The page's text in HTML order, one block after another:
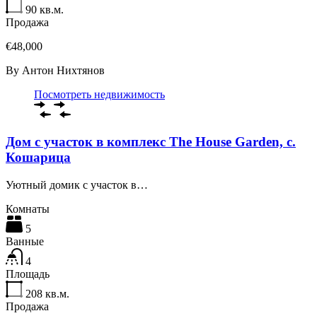
90 кв.м.
Продажа
€48,000
By Антон Нихтянов
Посмотреть недвижимость
Дом с участок в комплекс The House Garden, с.
Кошарица
Уютный домик с участок в…
Комнаты
5
Ванные
4
Площадь
208 кв.м.
Продажа